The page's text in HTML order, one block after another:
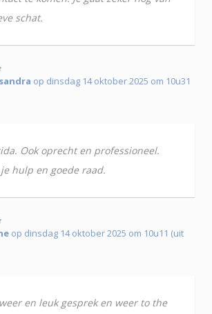
schat.
op dinsdag 14 oktober 2025 om 10u31
Ook oprecht en professioneel.
hulp en goede raad.
op dinsdag 14 oktober 2025 om 10u11 (uit
en leuk gesprek en weer to the